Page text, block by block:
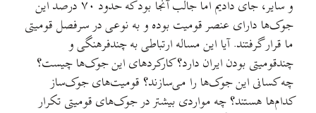
و سایر، جای دادیم اما جالب آنجا بود که حدود ۷۰ درصد این
جوک‌ها دارای عنصر قومیت بوده و به نوعی در سرفصل قومیتی
ما قرار گرفتند. آیا این مساله ارتباطی به چندفرهنگی و
چندقومیتی بودن ایران دارد؟ کارکردهای این جوک‌ها چیست؟
چه کسانی این جوک‌ها را می‌سازند؟ قومیت‌های جوک‌ساز
کدام‌ها هستند؟ چه مواردی بیشتر در جوک‌های قومیتی تکرار